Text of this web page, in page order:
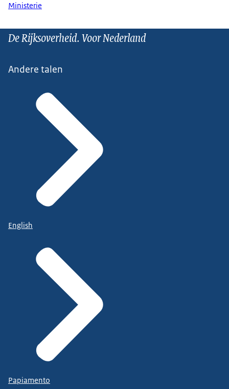
Ministerie
De Rijksoverheid. Voor Nederland
Andere talen
English
Papiamento